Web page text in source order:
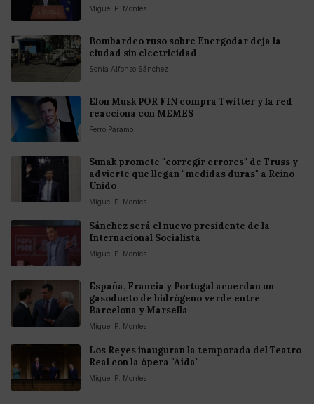
Miguel P. Montes
Bombardeo ruso sobre Energodar deja la
ciudad sin electricidad
Sonia Alfonso Sánchez
Elon Musk POR FIN compra Twitter y la red
reacciona con MEMES
Perro Páramo
Sunak promete "corregir errores" de Truss y
advierte que llegan "medidas duras" a Reino
Unido
Miguel P. Montes
Sánchez será el nuevo presidente de la
Internacional Socialista
Miguel P. Montes
España, Francia y Portugal acuerdan un
gasoducto de hidrógeno verde entre
Barcelona y Marsella
Miguel P. Montes
Los Reyes inauguran la temporada del Teatro
Real con la ópera "Aída"
Miguel P. Montes